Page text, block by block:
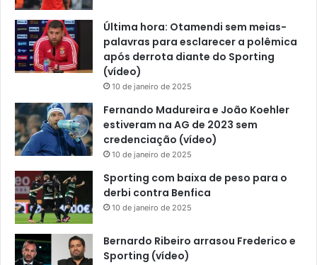
Última hora: Otamendi sem meias-
palavras para esclarecer a polêmica
após derrota diante do Sporting
(vídeo)
10 de janeiro de 2025
Fernando Madureira e João Koehler
estiveram na AG de 2023 sem
credenciação (vídeo)
10 de janeiro de 2025
Sporting com baixa de peso para o
derbi contra Benfica
10 de janeiro de 2025
Bernardo Ribeiro arrasou Frederico e
Sporting (vídeo)